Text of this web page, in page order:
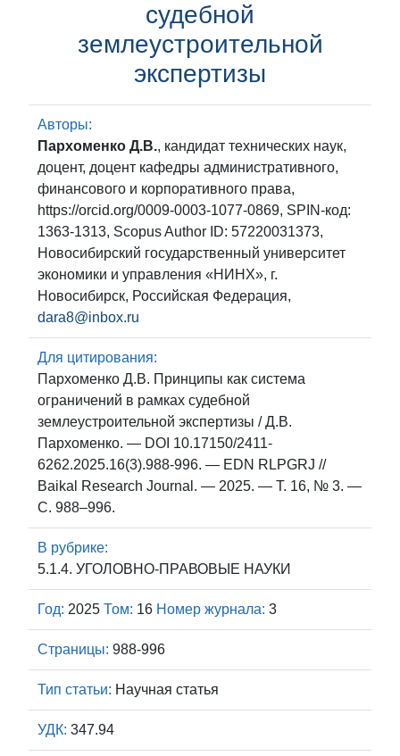
судебной
землеустроительной
экспертизы
Авторы:
Пархоменко Д.В., кандидат технических наук,
доцент, доцент кафедры административного,
финансового и корпоративного права,
https://orcid.org/0009-0003-1077-0869, SPIN-код:
1363-1313, Scopus Author ID: 57220031373,
Новосибирский государственный университет
экономики и управления «НИНХ», г.
Новосибирск, Российская Федерация,
dara8@inbox.ru
Для цитирования:
Пархоменко Д.В. Принципы как система
ограничений в рамках судебной
землеустроительной экспертизы / Д.В.
Пархоменко. — DOI 10.17150/2411-
6262.2025.16(3).988-996. — EDN RLPGRJ //
Baikal Research Journal. — 2025. — Т. 16, № 3. —
С. 988–996.
В рубрике:
5.1.4. УГОЛОВНО-ПРАВОВЫЕ НАУКИ
Год: 2025 Том: 16 Номер журнала: 3
Страницы: 988-996
Тип статьи: Научная статья
УДК: 347.94